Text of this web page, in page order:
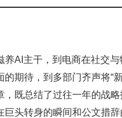
养AI主干，到电商在社交
的期待，到多部门齐声将
，既总结了过往一年的战
头转身的瞬间和公文措辞